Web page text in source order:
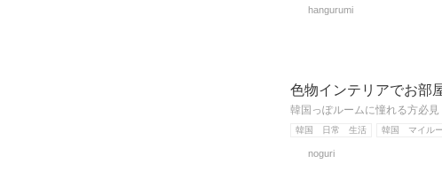
hangurumi
色物インテリアでお部
韓国っぽルームに憧れる方必
韓国 日常 生活 韓国 マイル
noguri